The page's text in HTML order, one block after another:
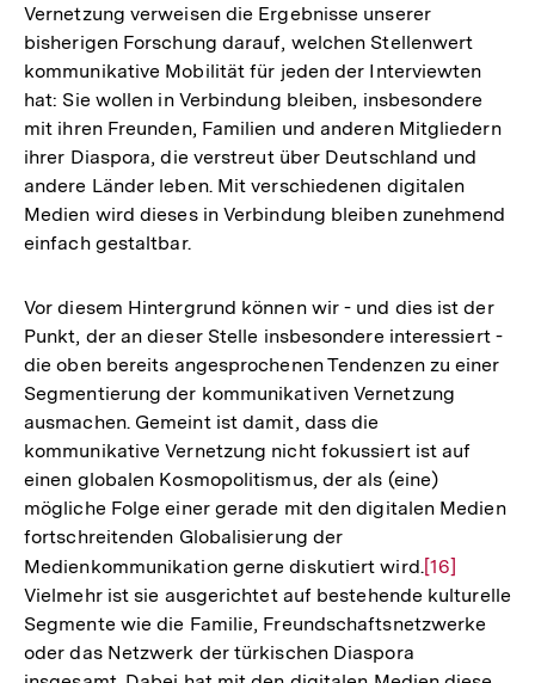
Vernetzung verweisen die Ergebnisse unserer
bisherigen Forschung darauf, welchen Stellenwert
kommunikative Mobilität für jeden der Interviewten
hat: Sie wollen in Verbindung bleiben, insbesondere
mit ihren Freunden, Familien und anderen Mitgliedern
ihrer Diaspora, die verstreut über Deutschland und
andere Länder leben. Mit verschiedenen digitalen
Medien wird dieses in Verbindung bleiben zunehmend
einfach gestaltbar.
Vor diesem Hintergrund können wir - und dies ist der
Punkt, der an dieser Stelle insbesondere interessiert -
die oben bereits angesprochenen Tendenzen zu einer
Segmentierung der kommunikativen Vernetzung
ausmachen. Gemeint ist damit, dass die
kommunikative Vernetzung nicht fokussiert ist auf
einen globalen Kosmopolitismus, der als (eine)
mögliche Folge einer gerade mit den digitalen Medien
fortschreitenden Globalisierung der
Medienkommunikation gerne diskutiert wird.Zur
Auflösung
der
[16]
Vielmehr ist sie ausgerichtet auf bestehende kulturelle
Segmente wie die Familie, Freundschaftsnetzwerke
oder das Netzwerk der türkischen Diaspora